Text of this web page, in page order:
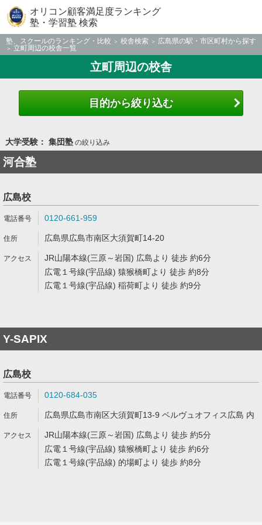
オリコン顧客満足度ランキング
塾・学習塾 検索
塾、スクールのランキング・比較 校舎検索
広島県の駅・市区町村から探す
立町周辺の校舎一覧
立町周辺の校舎
目的から絞り込む
大学受験： 集団塾の絞り込み
河合塾
広島校
0120-661-959
広島県広島市南区大須賀町14-20
JR山陽本線(三原～岩国) 広島より 徒歩 約6分
広電１号線(宇品線) 猿猴橋町より 徒歩 約8分
広電１号線(宇品線) 稲荷町より 徒歩 約9分
Y-SAPIX
広島校
0120-684-035
広島県広島市南区大須賀町13-9 ベルヴュオフィス広島 内
JR山陽本線(三原～岩国) 広島より 徒歩 約5分
広電１号線(宇品線) 猿猴橋町より 徒歩 約6分
広電１号線(宇品線) 的場町より 徒歩 約8分